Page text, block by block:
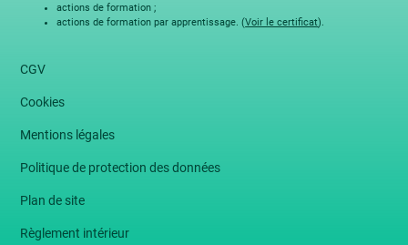
actions de formation ;
actions de formation par apprentissage. (Voir le certificat).
CGV
Cookies
Mentions légales
Politique de protection des données
Plan de site
Règlement intérieur